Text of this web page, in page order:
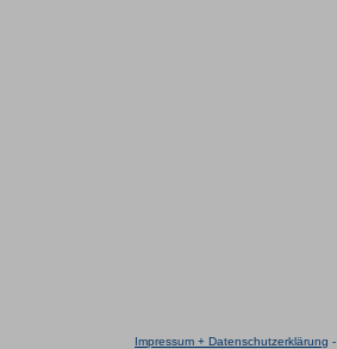
Impressum + Datenschutzerklärung -